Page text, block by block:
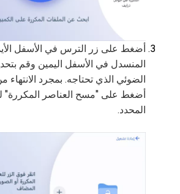
أضغط على زر الترس في الأسفل
المنسدل في الأسفل اليمين وقم
الضوئي الذي تحتاجه. بمجرد الانتهاء
أضغط على "مسح العناصر المكررة"
المحدد.